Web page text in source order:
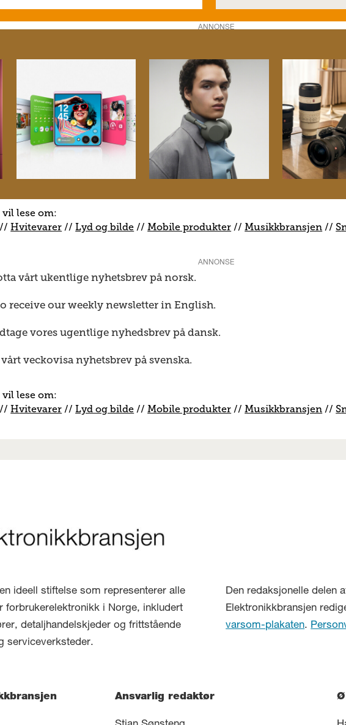
ANNONSE
lese om:
//Hvitevarer //Lyd og bilde //Mobile produkter //Musikkbransjen //S
ANNONSE
vårt ukentlige nyhetsbrev på norsk.
receive our weekly newsletter in English.
vores ugentlige nyhedsbrev på dansk.
veckovisa nyhetsbrev på svenska.
lese om:
//Hvitevarer //Lyd og bilde //Mobile produkter //Musikkbransjen //S
ideell stiftelse som representerer alle
forbrukerelektronikk i Norge, inkludert
detaljhandelskjeder og frittstående
serviceverksteder.
Den redaksjonelle delen
Elektronikkbransjen
varsom-plakaten.
Ansvarlig redaktør